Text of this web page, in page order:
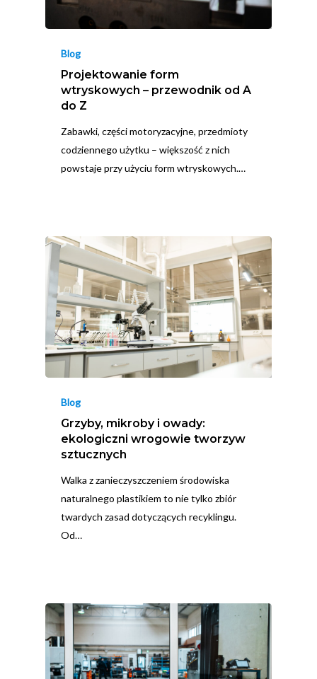
Blog
Projektowanie form
wtryskowych – przewodnik od A
do Z
Zabawki, części motoryzacyjne, przedmioty
codziennego użytku – większość z nich
powstaje przy użyciu form wtryskowych.…
Blog
Grzyby, mikroby i owady:
ekologiczni wrogowie tworzyw
sztucznych
Walka z zanieczyszczeniem środowiska
naturalnego plastikiem to nie tylko zbiór
twardych zasad dotyczących recyklingu.
Od…